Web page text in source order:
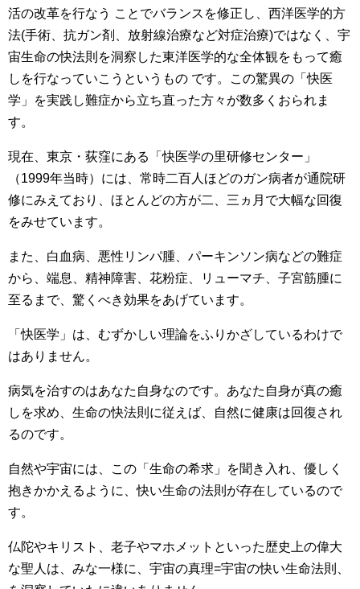
活の改革を行なう ことでバランスを修正し、西洋医学的方
法(手術、抗ガン剤、放射線治療など対症治療)ではなく、宇
宙生命の快法則を洞察した東洋医学的な全体観をもって癒
しを行なっていこうというもの です。この驚異の「快医
学」を実践し難症から立ち直った方々が数多くおられま
す。
現在、東京・荻窪にある「快医学の里研修センター」
（1999年当時）には、常時二百人ほどのガン病者が通院研
修にみえており、ほとんどの方が二、三ヵ月で大幅な回復
をみせています。
また、白血病、悪性リンパ腫、パーキンソン病などの難症
から、端息、精神障害、花粉症、リューマチ、子宮筋腫に
至るまで、驚くべき効果をあげています。
「快医学」は、むずかしい理論をふりかざしているわけで
はありません。
病気を治すのはあなた自身なのです。あなた自身が真の癒
しを求め、生命の快法則に従えば、自然に健康は回復され
るのです。
自然や宇宙には、この「生命の希求」を聞き入れ、優しく
抱きかかえるように、快い生命の法則が存在しているので
す。
仏陀やキリスト、老子やマホメットといった歴史上の偉大
な聖人は、みな一様に、宇宙の真理=宇宙の快い生命法則、